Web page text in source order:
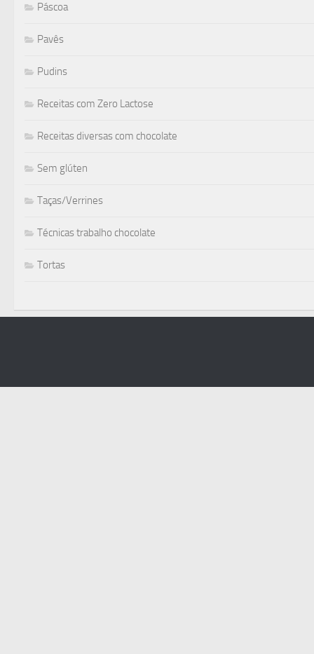
Páscoa
Pavês
Pudins
Receitas com Zero Lactose
Receitas diversas com chocolate
Sem glúten
Taças/Verrines
Técnicas trabalho chocolate
Tortas